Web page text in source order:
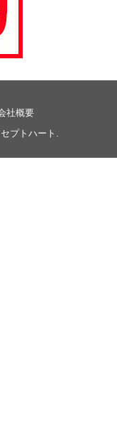
社概要
プトハート .